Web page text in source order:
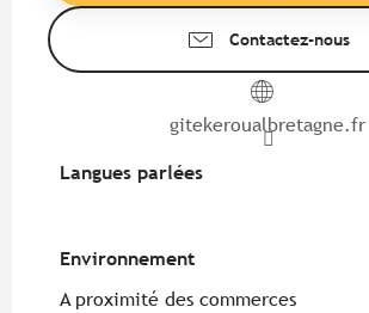
Contactez-nous
gitekeroualbretagne.fr
Langues parlées
Langues parlées
Environnement
Environnement
A proximité des commerces